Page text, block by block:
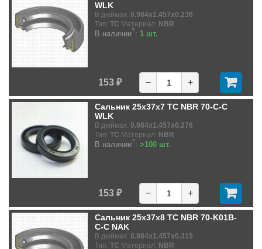
WLK
В дюймах: 0.984x1.457x0.236
Тип: TC Материал: NBR
В наличии?: 1 шт.
153 ₽ − +
Сальник 25x37x7 TC NBR 70-C-C
WLK
В дюймах: 0.984x1.457x0.276
Тип: TC Материал: NBR
В наличии?: >100 шт.
153 ₽ − +
Сальник 25x37x8 TC NBR 70-K01B-
C-C NAK
В дюймах: 0.984x1.457x0.315
Тип: TC Материал: NBR